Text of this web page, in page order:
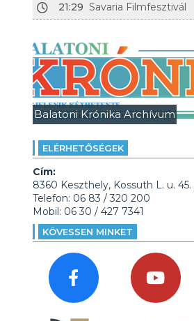
21:29 Savaria Filmfesztivál
Balatoni Krónika Archívum
ELÉRHETŐSÉGEK
Cím:
8360 Keszthely, Kossuth L. u. 45.
Telefon: 06 83 / 320 200
Mobil: 06 30 / 427 7341
KÖVESSEN MINKET